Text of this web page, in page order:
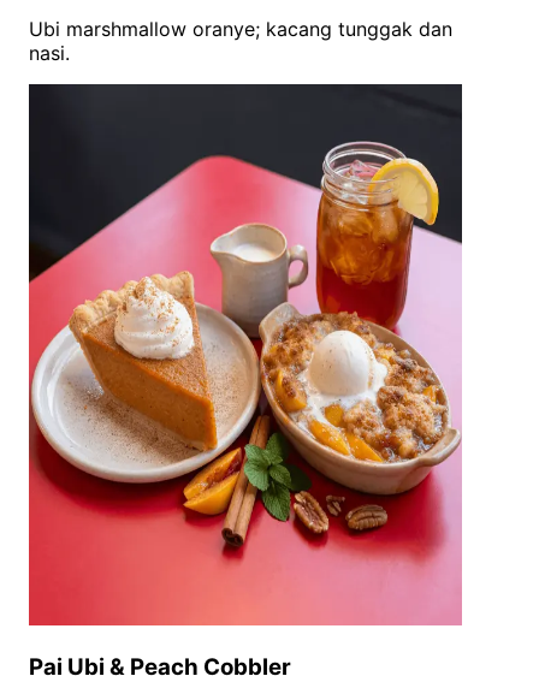
Ubi marshmallow oranye; kacang tunggak dan
nasi.
Pai Ubi & Peach Cobbler